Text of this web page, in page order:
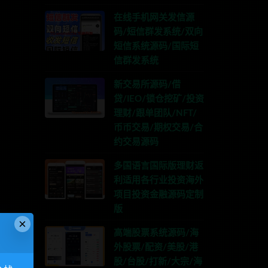
在线手机网关发信源
码/短信群发系统/双向
短信系统源码/国际短
信群发系统
新交易所源码/借
贷/IEO/锁仓挖矿/投资
理财/跟单团队/NFT/
币币交易/期权交易/合
约交易源码
多国语言国际版理财返
利适用各行业投资海外
项目投资金融源码定制
版
高端股票系统源码/海
外股票/配资/美股/港
股/台股/打新/大宗/海
×